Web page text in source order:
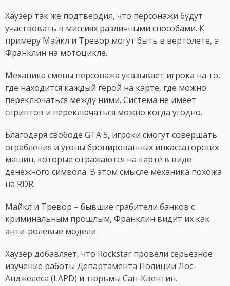
Хаузер так же подтвердил, что персонажи будут
участвовать в миссиях различными способами. К
примеру Майкл и Тревор могут быть в вертолете, а
Франклин на мотоцикле.
Механика смены персонажа указывает игрока на то,
где находится каждый герой на карте, где можно
переключаться между ними. Система не имеет
скриптов и переключаться можно когда угодно.
Благодаря свободе GTA 5, игроки смогут совершать
ограбления и угоны бронированных инкассаторских
машин, которые отражаются на карте в виде
денежного символа. В этом смысле механика похожа
на RDR.
Майкл и Тревор – бывшие грабители банков с
криминальным прошлым, Франклин видит их как
анти-ролевые модели.
Хаузер добавляет, что Rockstar провели серьезное
изучение работы Департамента Полиции Лос-
Анджелеса (LAPD) и тюрьмы Сан-Квентин.